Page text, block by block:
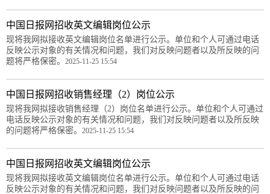
中国日报网招收英文编辑岗位公示
现将我网拟接收英文编辑岗位名单进行公示。单位和个人可通过电话
反映公示对象的有关情况和问题，我们对反映问题者以及所反映的问
题将严格保密。 2025-11-25 15:54
中国日报网招收销售经理（2）岗位公示
现将我网拟接收销售经理（2）岗位名单进行公示。单位和个人可通过
电话反映公示对象的有关情况和问题，我们对反映问题者以及所反映
的问题将严格保密。 2025-11-25 15:54
中国日报网招收英文编辑岗位公示
现将我网拟接收英文编辑岗位名单进行公示。单位和个人可通过电话
反映公示对象的有关情况和问题，我们对反映问题者以及所反映的问